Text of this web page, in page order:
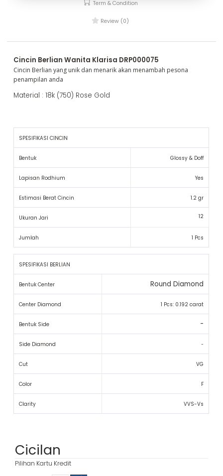
Term & Condition
Review (0)
Cincin Berlian Wanita Klarisa DRP000075
Cincin Berlian yang unik dan menarik akan menambah pesona
penampilan anda
Material : 18k (750) Rose Gold
SPESIFIKASI CINCIN
Bentuk Glossy & Doff
Lapisan Rodhium Yes
Estimasi Berat Cincin 1.2 gr
Ukuran Jari 12
Jumlah 1 Pcs
SPESIFIKASI BERLIAN
Bentuk Center Round Diamond
Center Diamond 1 Pcs: 0.192 carat
Bentuk Side -
Side Diamond -
Cut VG
Color F
Clarity VVS-Vs
Cicilan
Pilihan Kartu Kredit